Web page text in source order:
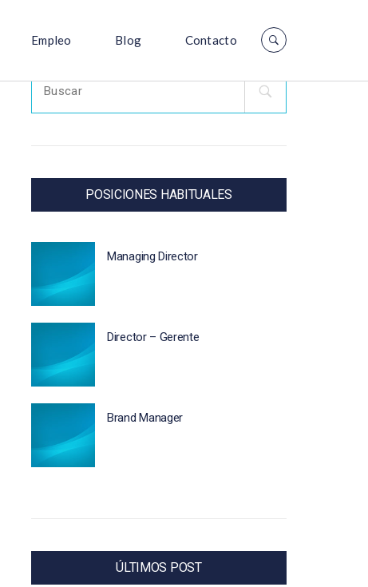
Empleo Blog Contacto
Search
for:
POSICIONES HABITUALES
Managing Director
Director – Gerente
Brand Manager
ÚLTIMOS POST